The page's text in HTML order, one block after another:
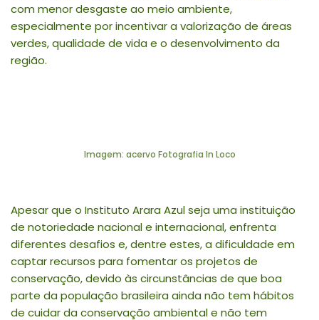
com menor desgaste ao meio ambiente,
especialmente por incentivar a valorização de áreas
verdes, qualidade de vida e o desenvolvimento da
região.
Imagem: acervo Fotografia In Loco
Apesar que o Instituto Arara Azul seja uma instituição
de notoriedade nacional e internacional, enfrenta
diferentes desafios e, dentre estes, a dificuldade em
captar recursos para fomentar os projetos de
conservação, devido às circunstâncias de que boa
parte da população brasileira ainda não tem hábitos
de cuidar da conservação ambiental e não tem